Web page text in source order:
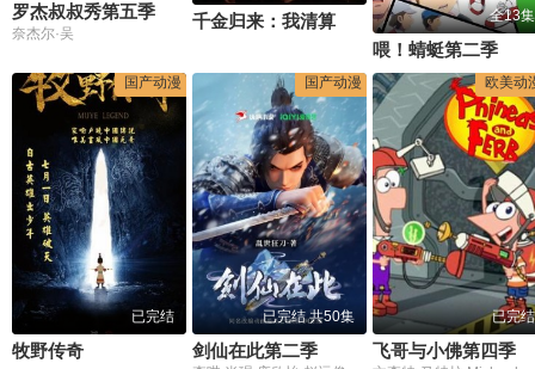
罗杰叔叔秀第五季
奈杰尔·吴
全13集
喂！蜻蜓第二季
国产动漫
已完结
牧野传奇
国产动漫
已完结 共50集
剑仙在此第二季
欧美动
已完结
飞哥与小佛第四季